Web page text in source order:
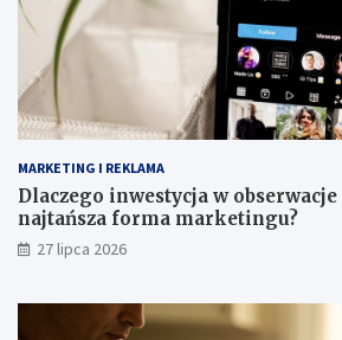
MARKETING I REKLAMA
Dlaczego inwestycja w
najtańsza forma marketingu?
27 lipca 2026